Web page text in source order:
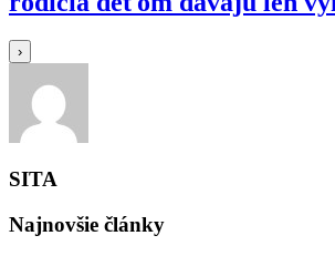
›
SITA
Najnovšie články